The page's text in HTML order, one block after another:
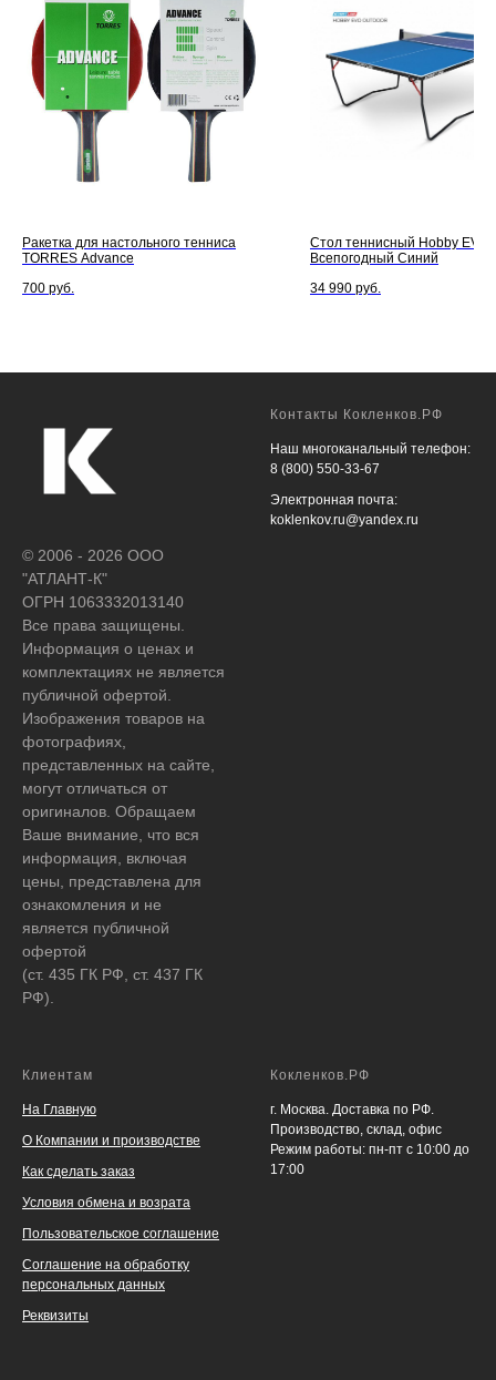
Ракетка для настольного тенниса
TORRES Advance
700 руб.
Стол теннисный Hobby EVO
Всепогодный Синий
34 990 руб.
© 2006 - 2026 ООО
"АТЛАНТ-К"
ОГРН 1063332013140
Все права защищены.
Информация о ценах и
комплектациях не является
публичной офертой.
Изображения товаров на
фотографиях,
представленных на сайте,
могут отличаться от
оригиналов. Обращаем
Ваше внимание, что вся
информация, включая
цены, представлена для
ознакомления и не
является публичной
офертой
(ст. 435 ГК РФ, ст. 437 ГК
РФ).
Контакты Кокленков.РФ
Наш многоканальный телефон:
8 (800) 550-33-67
Электронная почта:
koklenkov.ru@yandex.ru
Клиентам
На Главную
О Компании и производстве
Как сделать заказ
Условия обмена и возрата
Пользовательское соглашение
Соглашение на обработку
персональных данных
Реквизиты
Кокленков.РФ
г. Москва. Доставка по РФ.
Производство, склад, офис
Режим работы: пн-пт с 10:00 до
17:00